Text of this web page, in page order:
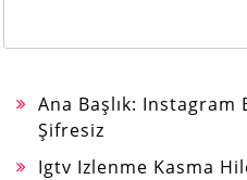
Ana Başlık: Instagram
Şifresiz
Igtv Izlenme Kasma